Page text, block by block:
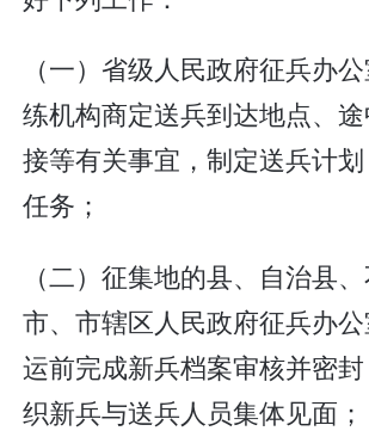
（一）省级人民政府征兵办
练机构商定送兵到达地点、
接等有关事宜，制定送兵计
任务；
（二）征集地的县、自治县
市、市辖区人民政府征兵办
运前完成新兵档案审核并密
织新兵与送兵人员集体见面；